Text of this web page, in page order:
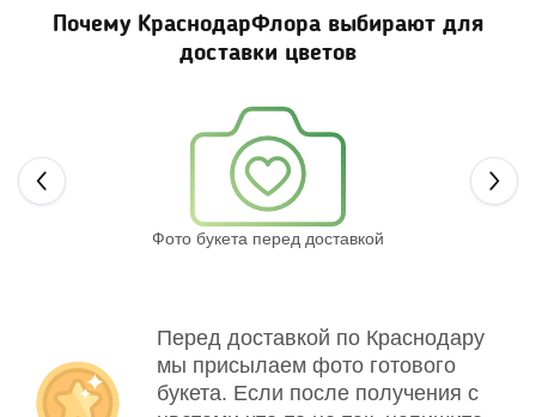
Почему КраснодарФлора выбирают для
доставки цветов
Фото букета перед доставкой
Перед доставкой по Краснодару
мы присылаем фото готового
букета. Если после получения с